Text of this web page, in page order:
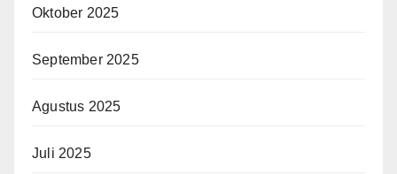
Oktober 2025
September 2025
Agustus 2025
Juli 2025